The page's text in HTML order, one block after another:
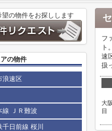
フ
ト
速
扱
大
目
の物件をお探しします
の物件
浪速区
線 ＪＲ難波
千日前線 桜川